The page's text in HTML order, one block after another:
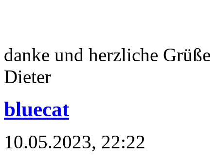
danke und herzliche Grüße
Dieter
bluecat
10.05.2023, 22:22